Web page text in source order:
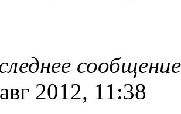
2012, 11:38